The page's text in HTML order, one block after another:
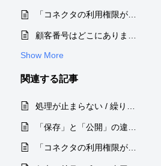
「コネクタの利用権限がありません」や「コネクタ使用権限がありません」というエラーが表示される
顧客番号はどこにありますか
Show More
関連する記事
「コネクタの利用権限がありません」や「コネクタ使用権限がありません」というエラーが表示される